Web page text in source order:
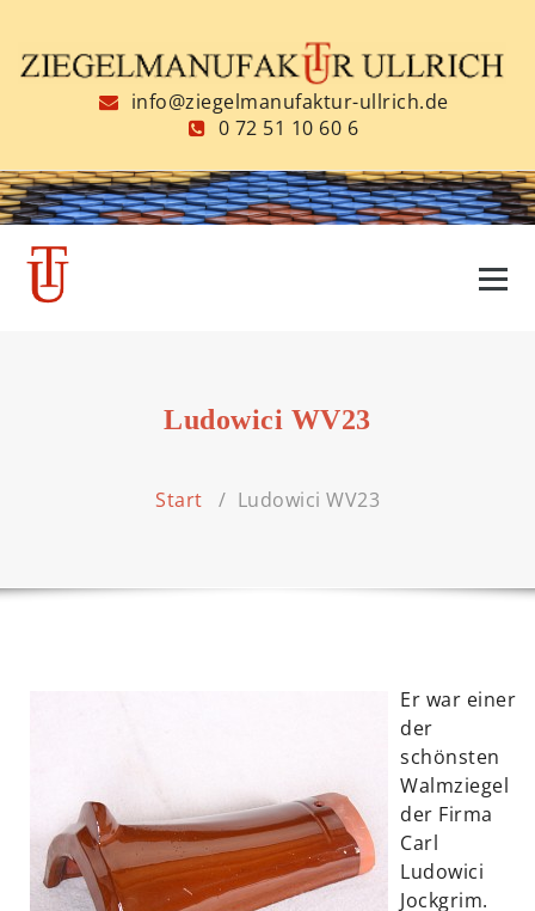
springen
info@ziegelmanufaktur-ullrich.de
0 72 51 10 60 6
Ludowici WV23
Start / Ludowici WV23
Er war einer
der
schönsten
Walmziegel
der Firma
Carl
Ludowici
Jockgrim.